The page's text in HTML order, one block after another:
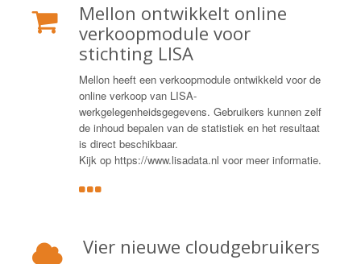
Mellon ontwikkelt online
verkoopmodule voor
stichting LISA
Mellon heeft een verkoopmodule ontwikkeld voor de
online verkoop van LISA-
werkgelegenheidsgegevens. Gebruikers kunnen zelf
de inhoud bepalen van de statistiek en het resultaat
is direct beschikbaar.
Kijk op https://www.lisadata.nl voor meer informatie.
Vier nieuwe cloudgebruikers